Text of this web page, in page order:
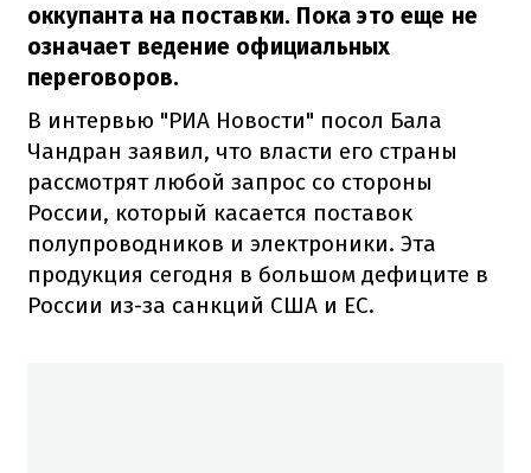
оккупанта на поставки. Пока это еще не
означает ведение официальных
переговоров.
В интервью "РИА Новости" посол Бала
Чандран заявил, что власти его страны
рассмотрят любой запрос со стороны
России, который касается поставок
полупроводников и электроники. Эта
продукция сегодня в большом дефиците в
России из-за санкций США и ЕС.